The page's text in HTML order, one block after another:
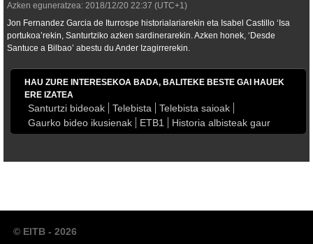
Azken eguneratzea: 2018/12/20 22:37 (UTC+1)
Jon Fernandez Garcia de Iturrospe historialariarekin eta Isabel Castillo ‘Isa
portukoa’rekin, Santurtziko azken sardinerarekin. Azken honek, ‘Desde
Santuce a Bilbao’ abestu du Ander Izagirrerekin.
HAU ZURE INTERESEKOA BADA, BALITEKE BESTE GAI HAUEK
ERE IZATEA
Santurtzi bideoak Telebista
Telebista saioak
Gaurko bideo ikusienak
ETB1 Historia albisteak gaur
© EITB - 2026